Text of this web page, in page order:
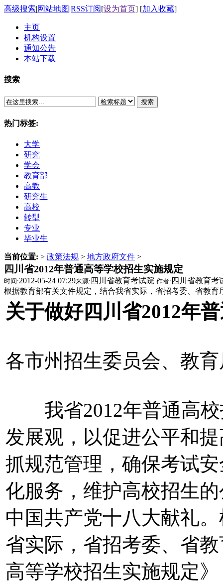
高级搜索|网站地图|RSS订阅[设为首页] [加入收藏]
主页
机构设置
通知公告
本站下载
搜索
搜索
热门标签:
大学
研究
学会
教育部
高教
研究生
高校
转型
专业
毕业生
当前位置: > 政策法规 > 地方政府文件 >
四川省2012年普通高等学校招生实施规定
时间:2012-05-24 07:29来源: 四川省教育考试院 作者: 四川省教育考
根据教育部有关文件规定，结合我省实际，省招考委、省教
关于做好四川省2012年
各市州招生委员会、教
我省2012年普通高校
发展观，以促进公平和
抓规范管理，确保考试
化服务，维护高校招生
中国共产党十八大献礼
省实际，省招考委、省
高等学校招生实施规定